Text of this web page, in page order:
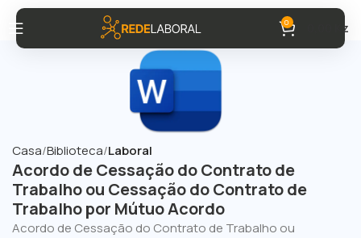
0 Kz
Casa Biblioteca Laboral
Acordo de Cessação do Contrato de
Trabalho ou Cessação do Contrato de
Trabalho por Mútuo Acordo
Acordo de Cessação do Contrato de Trabalho ou